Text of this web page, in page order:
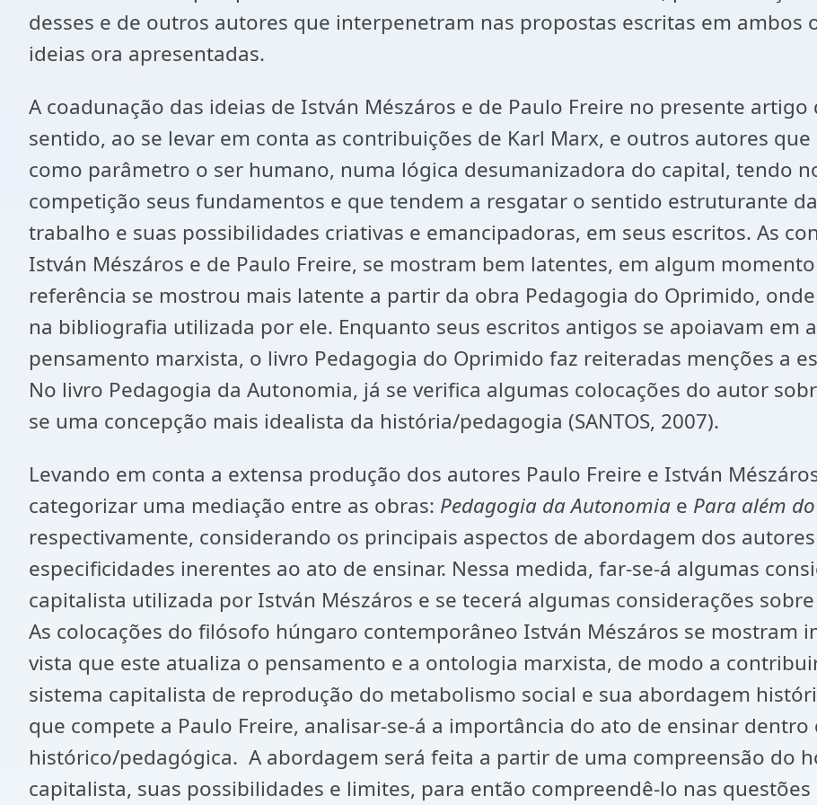
desses e de outros autores que interpenetram nas propostas escritas em ambos
ideias ora apresentadas.
A coadunação das ideias de István Mészáros e de Paulo Freire no presente
sentido, ao se levar em conta as contribuições de Karl Marx, e outros autores
como parâmetro o ser humano, numa lógica desumanizadora do capital, tendo
competição seus fundamentos e que tendem a resgatar o sentido estruturante
trabalho e suas possibilidades criativas e emancipadoras, em seus escritos. As
István Mészáros e de Paulo Freire, se mostram bem latentes, em algum
referência se mostrou mais latente a partir da obra Pedagogia do Oprimido,
na bibliografia utilizada por ele. Enquanto seus escritos antigos se apoiavam em
pensamento marxista, o livro Pedagogia do Oprimido faz reiteradas menções a
No livro Pedagogia da Autonomia, já se verifica algumas colocações do autor
se uma concepção mais idealista da história/pedagogia (SANTOS, 2007).
Levando em conta a extensa produção dos autores Paulo Freire e István
categorizar uma mediação entre as obras: Pedagogia daAutonomia e Para além do
respectivamente, considerando os principais aspectos de abordagem dos
especificidades inerentes ao ato de ensinar. Nessa medida, far-se-á algumas
capitalista utilizada por István Mészáros e se tecerá algumas considerações
As colocações do filósofo húngaro contemporâneo István Mészáros se mostram
vista que este atualiza o pensamento e a ontologia marxista, de modo a
sistema capitalista de reprodução do metabolismo social e sua abordagem
que compete a Paulo Freire, analisar-se-á a importância do ato de ensinar
histórico/pedagógica. A abordagem será feita a partir de uma compreensão do
capitalista, suas possibilidades e limites, para então compreendê-lo nas